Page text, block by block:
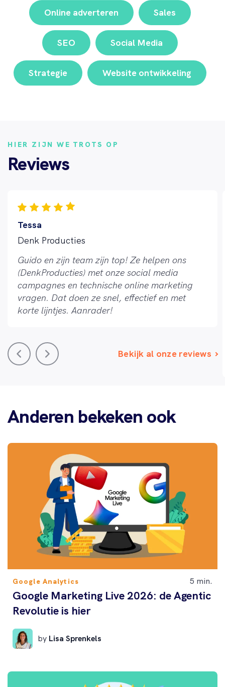
Online adverteren Sales
SEO Social Media
Strategie Website ontwikkeling
HIER ZIJN WE TROTS OP
Reviews
Tessa
Denk Producties
Guido en zijn team zijn top! Ze helpen ons
(DenkProducties) met onze social media
campagnes en technische online marketing
vragen. Dat doen ze snel, effectief en met
korte lijntjes. Aanrader!
Bekijk al onze reviews
Anderen bekeken ook
Google Analytics 5 min.
Google Marketing Live 2026: de Agentic
Revolutie is hier
by Lisa Sprenkels